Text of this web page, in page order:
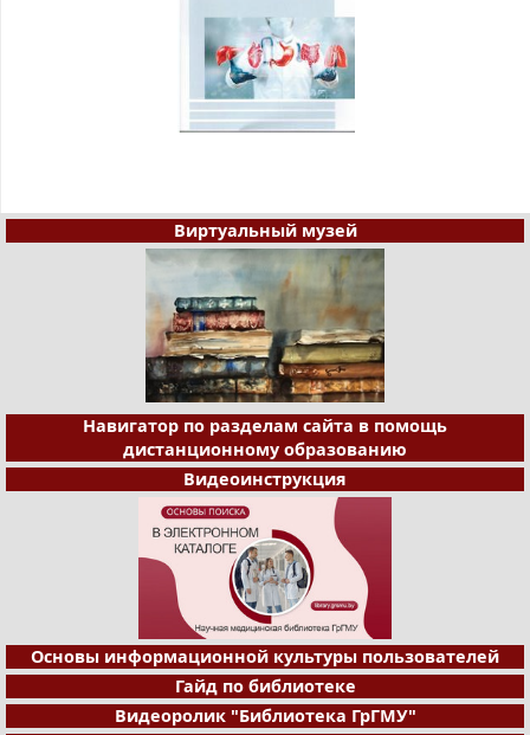
Виртуальный музей
Навигатор по разделам сайта в помощь
дистанционному образованию
Видеоинструкция
Основы информационной культуры пользователей
Гайд по библиотеке
Видеоролик "Библиотека ГрГМУ"